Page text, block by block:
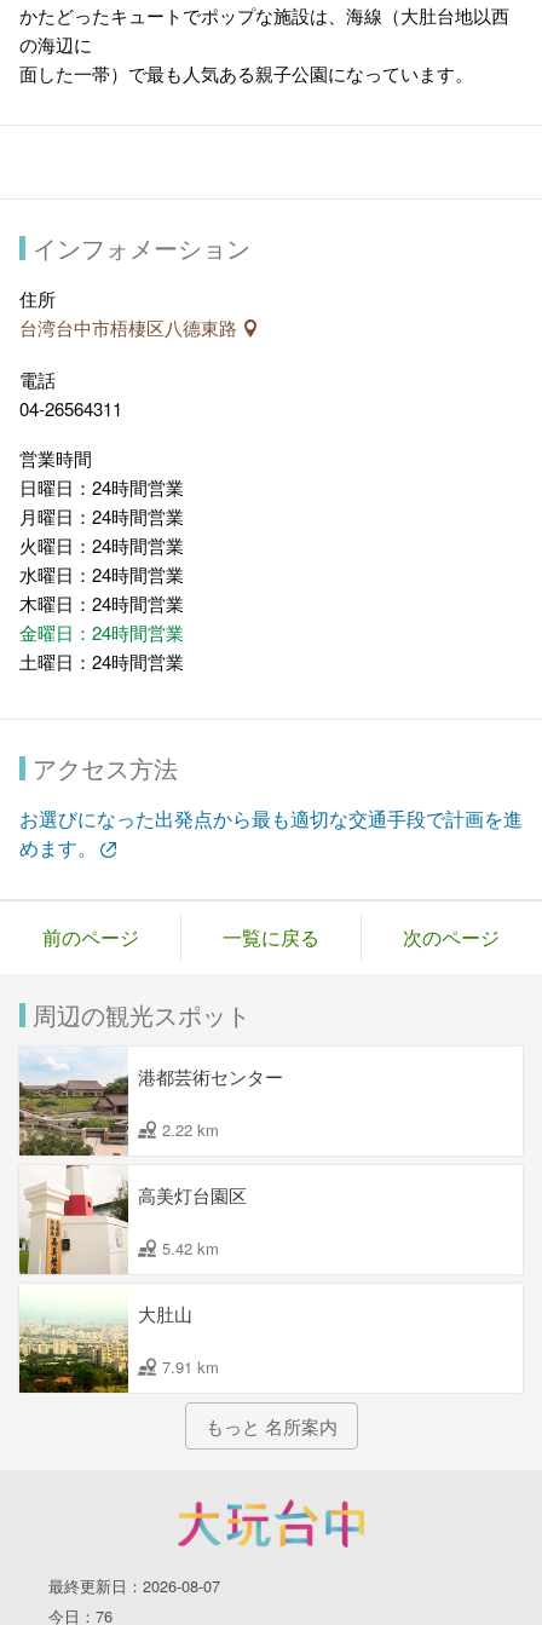
かたどったキュートでポップな施設は、海線（大肚台地以西
の海辺に
面した一帯）で最も人気ある親子公園になっています。
インフォメーション
住所
台湾台中市梧棲区八德東路
電話
04-26564311
営業時間
日曜日：24時間営業
月曜日：24時間営業
火曜日：24時間営業
水曜日：24時間営業
木曜日：24時間営業
金曜日：24時間営業
土曜日：24時間営業
アクセス方法
お選びになった出発点から最も適切な交通手段で計画を進
めます。
前のページ 一覧に戻る 次のページ
周辺の観光スポット
港都芸術センター
2.22 km
高美灯台園区
5.42 km
大肚山
7.91 km
もっと 名所案内
最終更新日：2026-08-07
今日：76